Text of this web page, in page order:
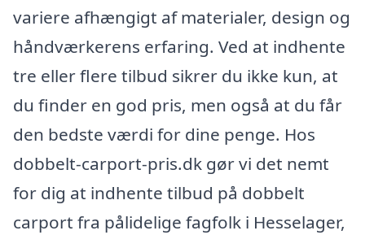
variere afhængigt af materialer, design og
håndværkerens erfaring. Ved at indhente
tre eller flere tilbud sikrer du ikke kun, at
du finder en god pris, men også at du får
den bedste værdi for dine penge. Hos
dobbelt-carport-pris.dk gør vi det nemt
for dig at indhente tilbud på dobbelt
carport fra pålidelige fagfolk i Hesselager,